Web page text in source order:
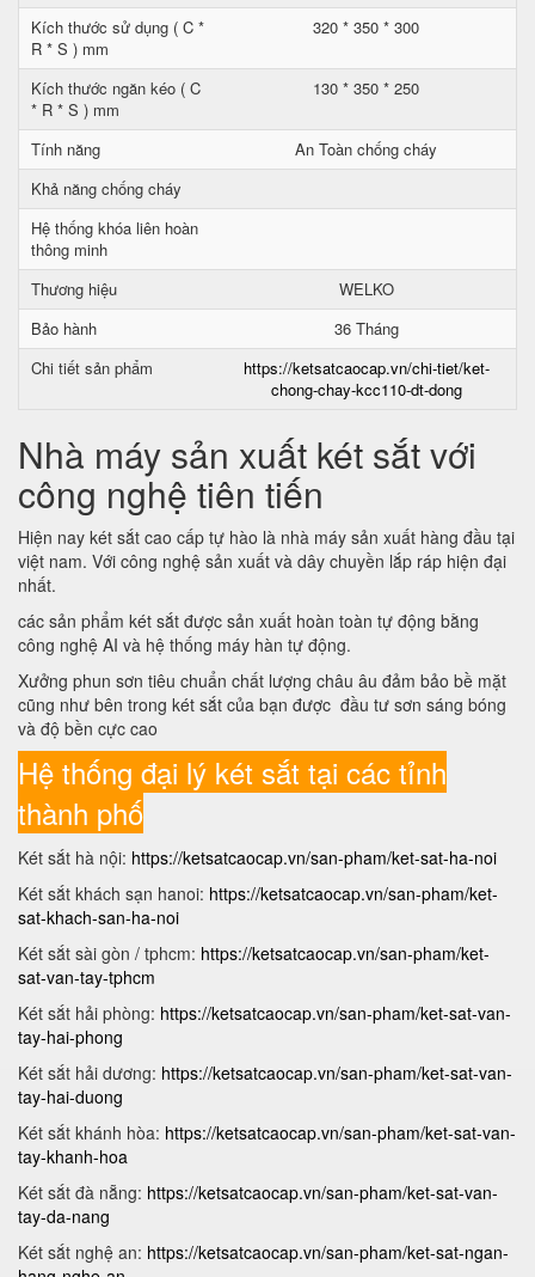
Kích thước sử dụng ( C *
R * S ) mm
320 * 350 * 300
Kích thước ngăn kéo ( C
* R * S ) mm
130 * 350 * 250
Tính năng
An Toàn chống cháy
Khả năng chống cháy
Hệ thống khóa liên hoàn
thông minh
Thương hiệu
WELKO
Bảo hành
36 Tháng
Chi tiết sản phẩm
https://ketsatcaocap.vn/chi-tiet/ket-
chong-chay-kcc110-dt-dong
Nhà máy sản xuất két sắt với
công nghệ tiên tiến
Hiện nay két sắt cao cấp tự hào là nhà máy sản xuất hàng đầu tại
việt nam. Với công nghệ sản xuất và dây chuyền lắp ráp hiện đại
nhất.
các sản phẩm két sắt được sản xuất hoàn toàn tự động bằng
công nghệ AI và hệ thống máy hàn tự động.
Xưởng phun sơn tiêu chuẩn chất lượng châu âu đảm bảo bề mặt
cũng như bên trong két sắt của bạn được đầu tư sơn sáng bóng
và độ bền cực cao
Hệ thống đại lý két sắt tại các tỉnh
thành phố
Két sắt hà nội: https://ketsatcaocap.vn/san-pham/ket-sat-ha-noi
Két sắt khách sạn hanoi: https://ketsatcaocap.vn/san-pham/ket-
sat-khach-san-ha-noi
Két sắt sài gòn / tphcm: https://ketsatcaocap.vn/san-pham/ket-
sat-van-tay-tphcm
Két sắt hải phòng: https://ketsatcaocap.vn/san-pham/ket-sat-van-
tay-hai-phong
Két sắt hải dương: https://ketsatcaocap.vn/san-pham/ket-sat-van-
tay-hai-duong
Két sắt khánh hòa: https://ketsatcaocap.vn/san-pham/ket-sat-van-
tay-khanh-hoa
Két sắt đà nẵng: https://ketsatcaocap.vn/san-pham/ket-sat-van-
tay-da-nang
Két sắt nghệ an: https://ketsatcaocap.vn/san-pham/ket-sat-ngan-